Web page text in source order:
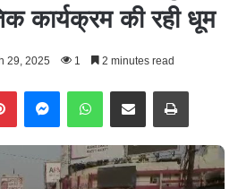
कार्यक्रम की रही धूम
29, 2025 1 2 minutes read